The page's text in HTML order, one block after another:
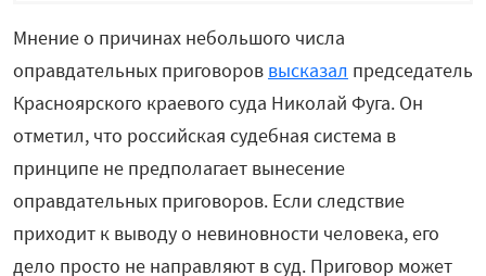
Мнение о причинах небольшого числа
оправдательных приговоров высказал председатель
Красноярского краевого суда Николай Фуга. Он
отметил, что российская судебная система в
принципе не предполагает вынесение
оправдательных приговоров. Если следствие
приходит к выводу о невиновности человека, его
дело просто не направляют в суд. Приговор может